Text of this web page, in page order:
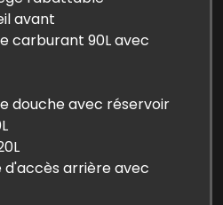
avant
carburant 90L avec
douche avec réservoir
arrière avec